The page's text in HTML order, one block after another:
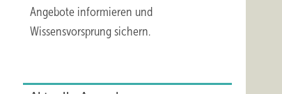
Angebote informieren und
Wissensvorsprung sichern.